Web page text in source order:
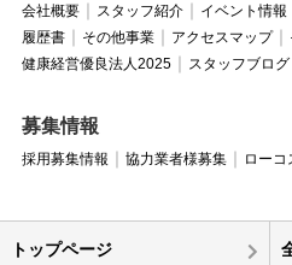
会社概要 スタッフ紹介 イベント情報
履歴書
その他事業 アクセスマップ
健康経営優良法人2025
スタッフブログ
募集情報
採用募集情報 協力業者様募集 ロー
トップページ